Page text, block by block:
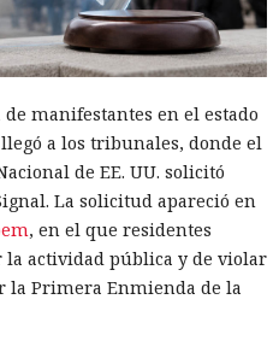
manifestantes en el estado
a los tribunales, donde el
de EE. UU. solicitó
La solicitud apareció en
, en el que residentes
la actividad pública y de violar
la Primera Enmienda de la